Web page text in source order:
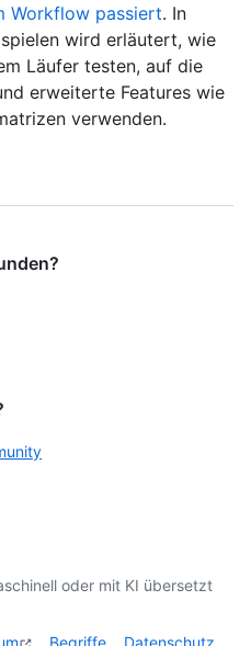
Workflow passiert. In
wird erläutert, wie
Läufer testen, auf die
erweiterte Features wie
verwenden.
oder mit KI übersetzt